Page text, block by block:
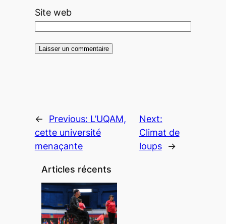
Site web
← Previous: L’UQAM,
cette université
menaçante
Next:
Climat de
loups
→
Articles récents